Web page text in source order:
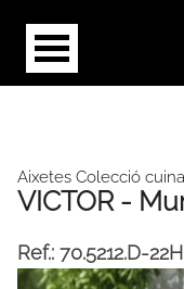
Aixetes Colecció cuina
VICTOR -
Ref.: 70.5212.D-